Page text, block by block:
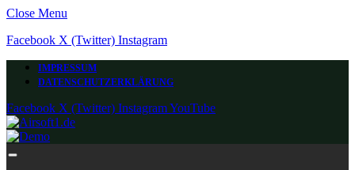
Close Menu
Facebook X (Twitter) Instagram
IMPRESSUM
DATENSCHUTZERKLÄRUNG
Facebook X (Twitter) InstagramYouTube